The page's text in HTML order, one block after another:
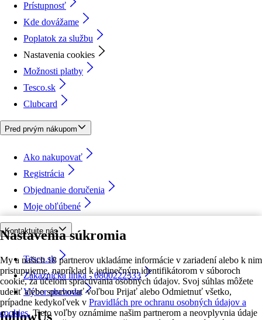
Nastavenia súkromia
My a našich 18 partnerov ukladáme informácie v zariadení alebo k nim
pristupujeme, napríklad k jedinečným identifikátorom v súboroch
cookie, za účelom spracúvania osobných údajov. Svoj súhlas môžete
udeliť alebo spravovať voľbou Prijať alebo Odmietnuť všetko,
prípadne kedykoľvek v Pravidlách pre ochranu osobných údajov a
cookies. Tieto voľby oznámime našim partnerom a neovplyvnia údaje
Prístupnosť
Kde dovážame
Poplatok za službu
Nastavenia cookies
Možnosti platby
Tesco.sk
Clubcard
Pred prvým nákupom
Ako nakupovať
Registrácia
Objednanie doručenia
Moje obľúbené
Kontaktujte nás
Tesco.sk
Zákaznícka linka - 0800222333
Výber obchodu
followUs